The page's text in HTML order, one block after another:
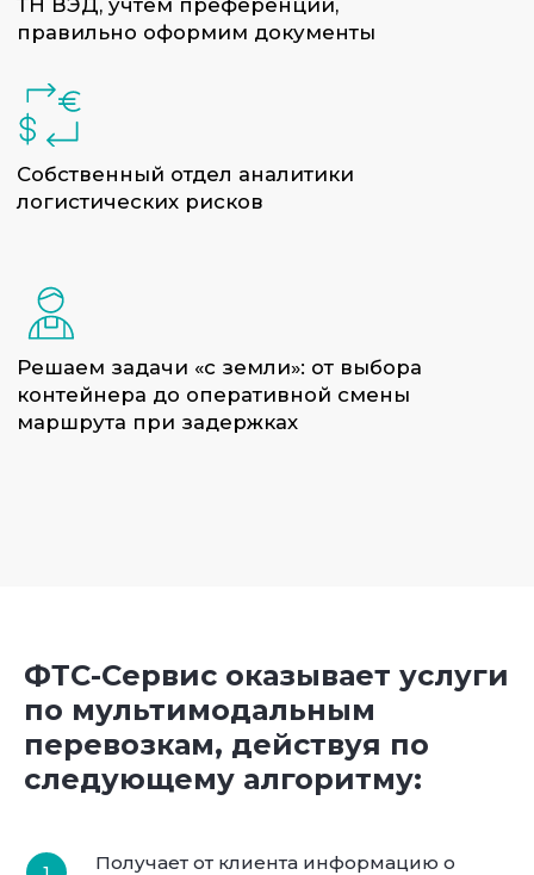
ФТС-Сервис оказывает услуги
по мультимодальным
перевозкам, действуя по
следующему алгоритму:
Получает от клиента информацию о